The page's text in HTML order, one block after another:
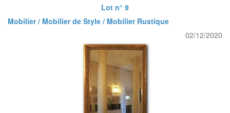
Lot n° 9
Mobilier / Mobilier de Style / Mobilier Rustique
02/12/2020